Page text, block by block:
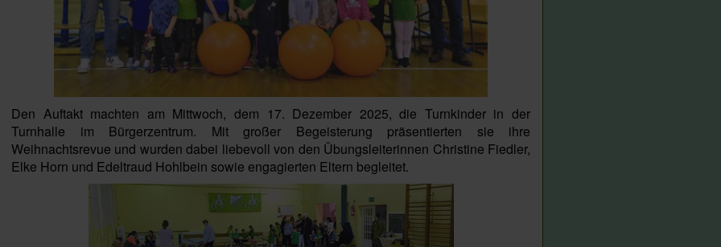
Den Auftakt machten am Mittwoch, dem 17. Dezember 2025, die Turnkinder in der
Turnhalle im Bürgerzentrum. Mit großer Begeisterung präsentierten sie ihre
Weihnachtsrevue und wurden dabei liebevoll von den Übungsleiterinnen Christine Fiedler,
Elke Horn und Edeltraud Hohlbein sowie engagierten Eltern begleitet.